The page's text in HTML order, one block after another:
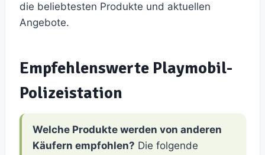
die beliebtesten Produkte und aktuellen
Angebote.
Empfehlenswerte Playmobil-
Polizeistation
Welche Produkte werden von anderen
Käufern empfohlen? Die folgende